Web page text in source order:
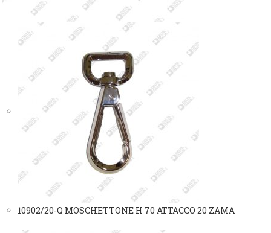
10902/20-Q MOSCHETTONE H 70 ATTACCO 20 ZAMA